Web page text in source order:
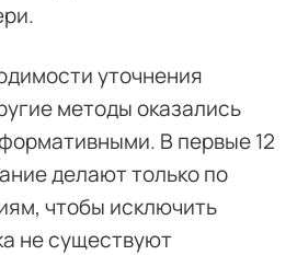
уточнения
методы оказались
В первые 12
делают только по
чтобы исключить
не существуют